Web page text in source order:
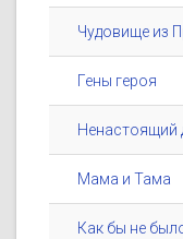
Чудовище из
Гены героя
Ненастоящий
Мама и Тама
Как бы не